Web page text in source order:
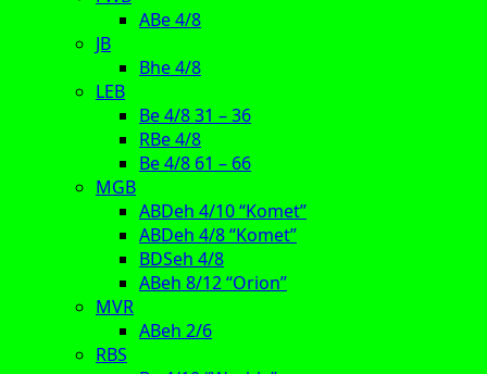
ABe 4/8
JB
Bhe 4/8
LEB
Be 4/8 31 – 36
RBe 4/8
Be 4/8 61 – 66
MGB
ABDeh 4/10 “Komet”
ABDeh 4/8 “Komet”
BDSeh 4/8
ABeh 8/12 “Orion”
MVR
ABeh 2/6
RBS